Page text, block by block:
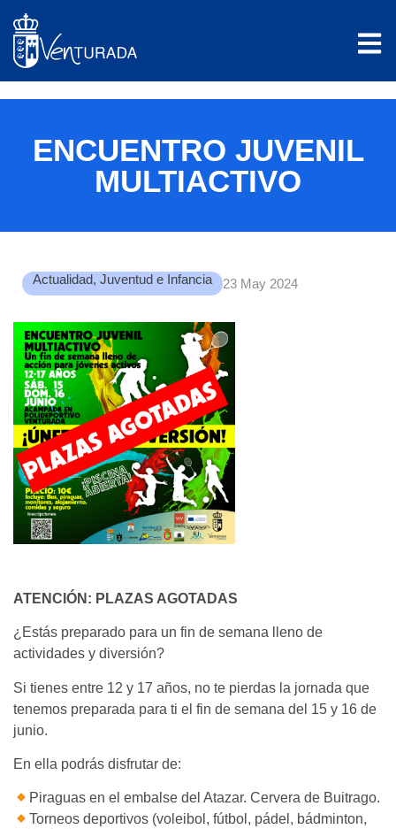
ENCUENTRO JUVENIL
MULTIACTIVO
Actualidad, Juventud e Infancia 23 May 2024
ATENCIÓN: PLAZAS AGOTADAS
¿Estás preparado para un fin de semana lleno de
actividades y diversión?
Si tienes entre 12 y 17 años, no te pierdas la jornada que
tenemos preparada para ti el fin de semana del 15 y 16 de
junio.
En ella podrás disfrutar de:
Piraguas en el embalse del Atazar. Cervera de Buitrago.
Torneos deportivos (voleibol, fútbol, pádel, bádminton,